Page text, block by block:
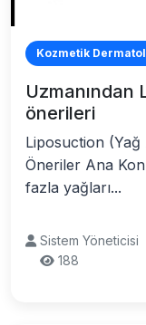
Kozmetik
Uzmanından
önerileri
Liposuction (Yağ
Öneriler Ana
fazla yağları...
Sistem Yöneticisi
188